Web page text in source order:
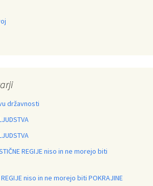
državnosti
REGIJE niso in ne morejo biti
REGIJE niso in ne morejo biti POKRAJINE